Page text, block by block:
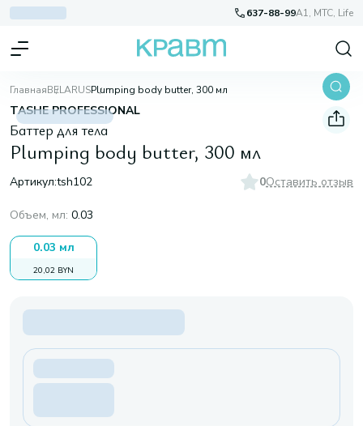
637-88-99A1, МТС, Life
ГлавнаяBELARUSPlumping body butter, 300 мл
TASHE PROFESSIONAL
Баттер для тела
Plumping body butter, 300 мл
Артикул:tsh102 0Оставить отзыв
Объем, мл: 0.03
0.03 мл
20,02 BYN